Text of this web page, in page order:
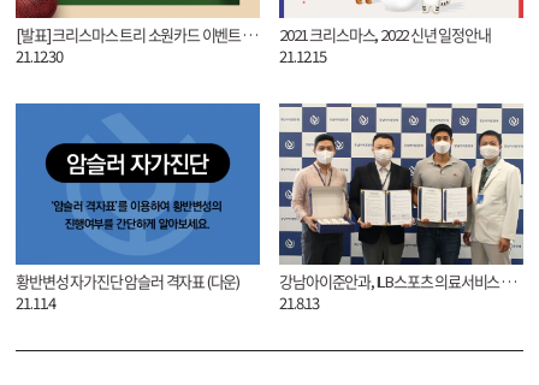
[발표] 크리스마스 트리 소원카드 이벤트 당첨자 발표
21.12.30
2021 크리스마스, 2022 신년 일정안내
21.12.15
황반변성 자가진단 암슬러 격자표 (다운)
21.11.4
강남아이준안과, ILB스포츠 의료서비스 MOU 체결
21.8.13